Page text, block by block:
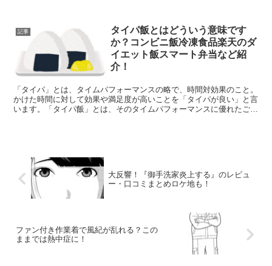
記事
タイパ飯とはどういう意味です
か？コンビニ飯冷凍食品楽天のダ
イエット飯スマート弁当など紹
介！
「タイパ」とは、タイムパフォーマンスの略で、時間対効果のこと。
かけた時間に対して効果や満足度が高いことを「タイパが良い」と言
います。「タイパ飯」とは、そのタイムパフォーマンスに優れたご飯
大反響！『御手洗家炎上する』のレビュ
ー・口コミまとめロケ地も！
ファン付き作業着で風紀が乱れる？この
ままでは熱中症に！